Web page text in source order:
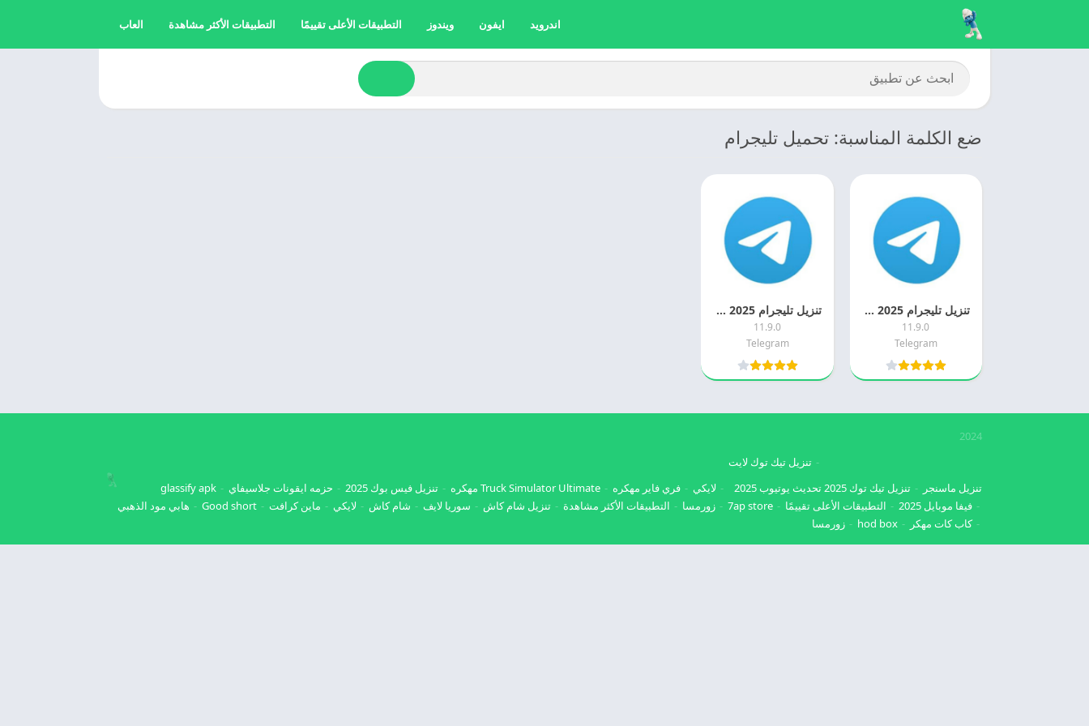
اندرويد ايفون ويندوز التطبيقات الأعلى تقييمًا التطبيقات الأكثر مشاهدة العاب
ضع الكلمة المناسبة: تحميل تليجرام
تنزيل تليجرام 2025 Telegram APK اخر اصدار مجانا
11.9.0
Telegram
تنزيل تليجرام 2025 Telegram APK اخر اصدار مجانا 11.9.0
11.9.0
Telegram
2024
تنزيل ماسنجر تنزيل تيك توك 2025
تنزيل تيك توك لايت
تحديث يوتيوب 2025
لايكي فري فاير مهكره Truck Simulator Ultimate مهكره تنزيل فيس بوك 2025 حزمه ايقونات جلاسيفاي
glassify apk
فيفا موبايل 2025
التطبيقات الأعلى تقييمًا 7ap store زورمسا التطبيقات الأكثر مشاهدة تنزيل شام كاش سوريا لايف شام كاش لايكي ماين كرافت Good short
هابي مود الذهبي
كاب كات مهكر
hod box زورمسا